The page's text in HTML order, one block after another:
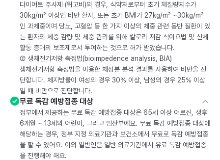
다이어트 주사제 (위고비)의 경우, 식약처로부터 초기 체질량지수가
30kg/m² 이상인 비만 환자, 또는 초기 BMI가 27kg/m² ~30kg/m²
인 과체중이며 당뇨, 고혈압 등 한 가지 이상의 체중 관련 동반 질환이 있
는 환자의 체중 감량 및 체중 관리를 위해 칼로리 저감 식이요법 및 신체
활동 증대의 보조제로서 투여하는 것으로 허가 받았습니다.
② 생체전기저항 측정법(bioimpedence analysis, BIA)
생체전기저항 측정법을 이용한 체성분 분석 결과를 사용하여 비만을 진
단합니다. 체지방률이 여성의 경우 30% 이상, 남성의 경우 25% 이상
일 때 비만으로 진단합니다.
무료 독감 예방접종 대상
정부에서 제공하는 무료 독감 예방접종 대상은 65세 이상 어르신, 생후
6개월 ~ 13세의 어린이, 그리고 임산부에요. 무료 독감 예방접종 대상에
해당하는 경우, 정부 지정 의료기관과 보건소에서 무료로 독감 예방접종
을 할 수 있어요. 이외 일반인은 일반 의료기관에서 유료 독감 예방접종
을 진행해야 해요.